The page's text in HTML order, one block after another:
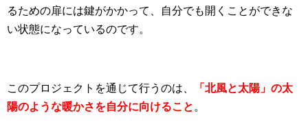
るための扉には鍵がかかって、自分でも開くことができな
い状態になっているのです。
このプロジェクトを通じて行うのは、
「北風と太陽」の太
陽のような暖かさを自分に向けること 。